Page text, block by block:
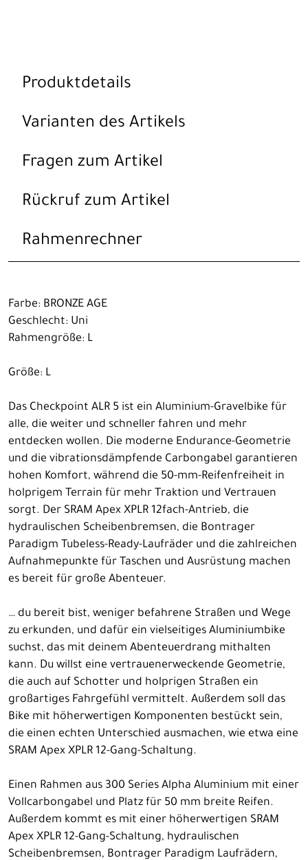
Produktdetails
Varianten des Artikels
Fragen zum Artikel
Rückruf zum Artikel
Rahmenrechner
Farbe: BRONZE AGE
Geschlecht: Uni
Rahmengröße: L
Größe: L
Das Checkpoint ALR 5 ist ein Aluminium-Gravelbike für
alle, die weiter und schneller fahren und mehr
entdecken wollen. Die moderne Endurance-Geometrie
und die vibrationsdämpfende Carbongabel garantieren
hohen Komfort, während die 50-mm-Reifenfreiheit in
holprigem Terrain für mehr Traktion und Vertrauen
sorgt. Der SRAM Apex XPLR 12fach-Antrieb, die
hydraulischen Scheibenbremsen, die Bontrager
Paradigm Tubeless-Ready-Laufräder und die zahlreichen
Aufnahmepunkte für Taschen und Ausrüstung machen
es bereit für große Abenteuer.
… du bereit bist, weniger befahrene Straßen und Wege
zu erkunden, und dafür ein vielseitiges Aluminiumbike
suchst, das mit deinem Abenteuerdrang mithalten
kann. Du willst eine vertrauenerweckende Geometrie,
die auch auf Schotter und holprigen Straßen ein
großartiges Fahrgefühl vermittelt. Außerdem soll das
Bike mit höherwertigen Komponenten bestückt sein,
die einen echten Unterschied ausmachen, wie etwa eine
SRAM Apex XPLR 12-Gang-Schaltung.
Einen Rahmen aus 300 Series Alpha Aluminium mit einer
Vollcarbongabel und Platz für 50 mm breite Reifen.
Außerdem kommt es mit einer höherwertigen SRAM
Apex XPLR 12-Gang-Schaltung, hydraulischen
Scheibenbremsen, Bontrager Paradigm Laufrädern,